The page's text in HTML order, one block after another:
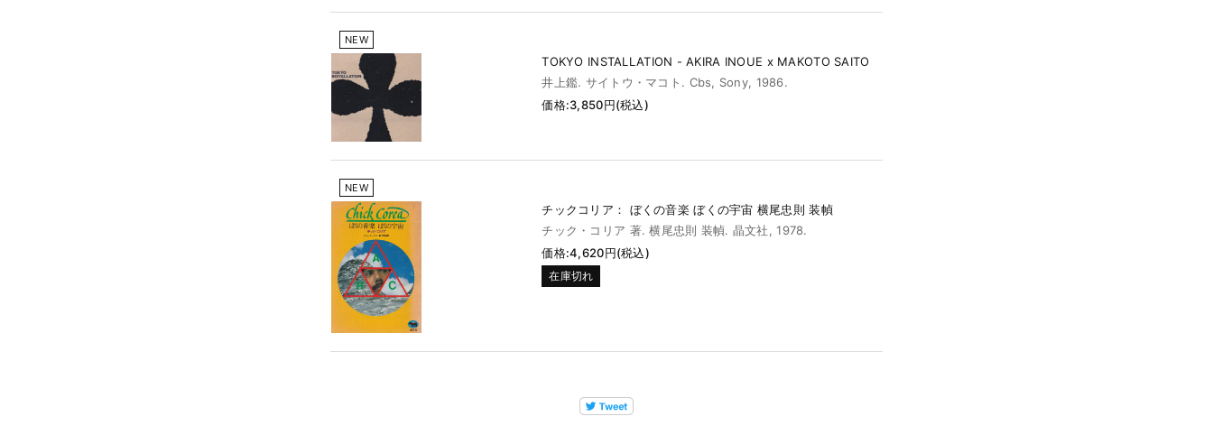
NEW
TOKYO INSTALLATION - AKIRA INOUE x MAKOTO SAITO
井上鑑. サイトウ・マコト. Cbs, Sony, 1986.
価格:3,850円(税込)
NEW
チックコリア： ぼくの音楽 ぼくの宇宙 横尾忠則 装幀
チック・コリア 著. 横尾忠則 装幀. 晶文社, 1978.
価格:4,620円(税込)
在庫切れ